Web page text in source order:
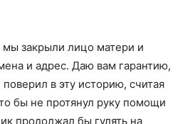
мы закрыли лицо матери и
и адрес. Даю вам гарантию,
в эту историю, считая
бы не протянул руку помощи
продолжал бы гулять на